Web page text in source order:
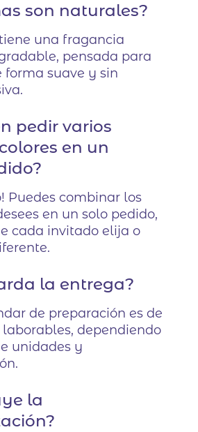
son naturales?
una fragancia
pensada para
suave y sin
pedir varios
en un
Puedes combinar los
en un solo pedido,
cada invitado elija o
la entrega?
de preparación es de
laborables, dependiendo
unidades y
la